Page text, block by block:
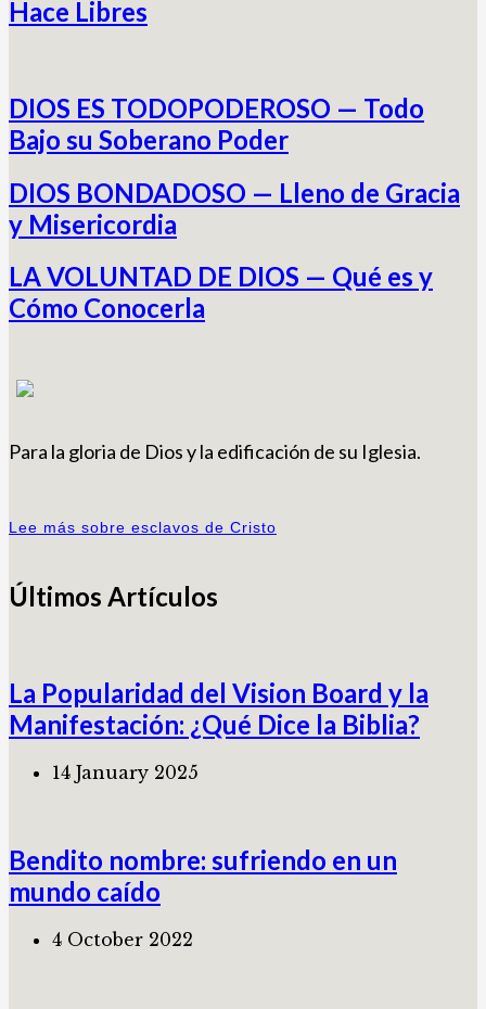
Hace Libres
DIOS ES TODOPODEROSO — Todo
Bajo su Soberano Poder
DIOS BONDADOSO — Lleno de Gracia
y Misericordia
LA VOLUNTAD DE DIOS — Qué es y
Cómo Conocerla
Para la gloria de Dios y la edificación de su Iglesia.
Lee más sobre esclavos de Cristo
Últimos Artículos
La Popularidad del Vision Board y la
Manifestación: ¿Qué Dice la Biblia?
14 January 2025
Bendito nombre: sufriendo en un
mundo caído
4 October 2022